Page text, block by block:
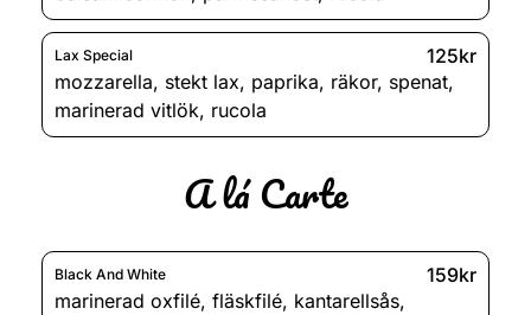
Lax Special
125kr
mozzarella, stekt lax, paprika, räkor, spenat,
marinerad vitlök, rucola
A lá Carte
Black And White
159kr
marinerad oxfilé, fläskfilé, kantarellsås,